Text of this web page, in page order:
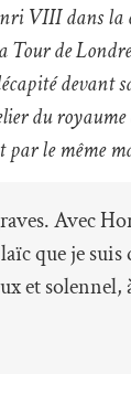
VIII dans la
de
devant
du royaume
par le même
Avec
que je suis
et solennel,